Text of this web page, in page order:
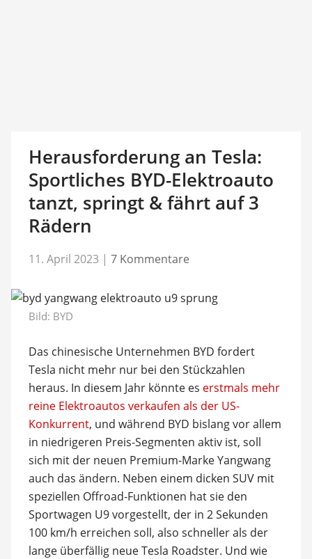
Herausforderung an Tesla:
Sportliches BYD-Elektroauto
tanzt, springt & fährt auf 3
Rädern
11. April 2023 | 7 Kommentare
Bild: BYD
Das chinesische Unternehmen BYD fordert
Tesla nicht mehr nur bei den Stückzahlen
heraus. In diesem Jahr könnte es erstmals mehr
reine Elektroautos verkaufen als der US-
Konkurrent, und während BYD bislang vor allem
in niedrigeren Preis-Segmenten aktiv ist, soll
sich mit der neuen Premium-Marke Yangwang
auch das ändern. Neben einem dicken SUV mit
speziellen Offroad-Funktionen hat sie den
Sportwagen U9 vorgestellt, der in 2 Sekunden
100 km/h erreichen soll, also schneller als der
lange überfällig neue Tesla Roadster. Und wie